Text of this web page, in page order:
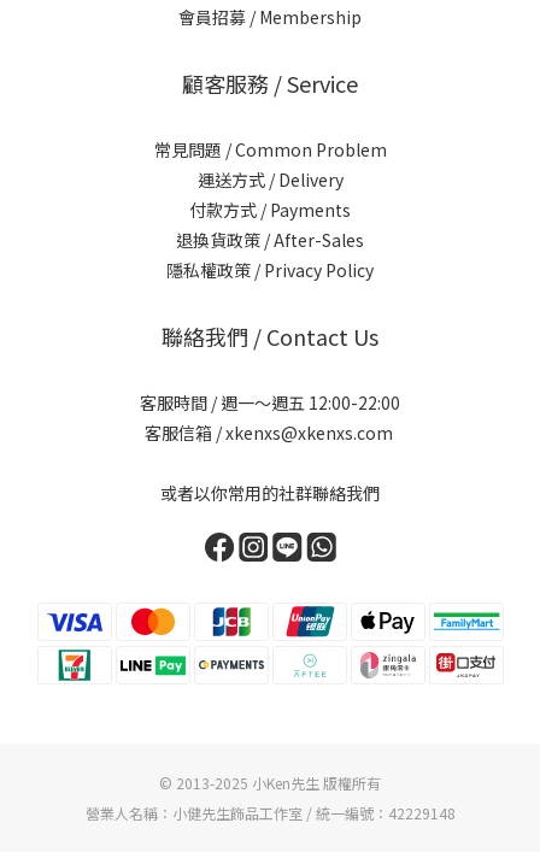
會員招募 / Membership
顧客服務 / Service
常見問題 / Common Problem
運送方式 / Delivery
付款方式 / Payments
退換貨政策 / After-Sales
隱私權政策 / Privacy Policy
聯絡我們 / Contact Us
客服時間 / 週一～週五 12:00-22:00
客服信箱 / xkenxs@xkenxs.com
或者以你常用的社群聯絡我們
© 2013-2025 小Ken先生 版權所有
營業人名稱：小健先生飾品工作室 / 統一編號：42229148